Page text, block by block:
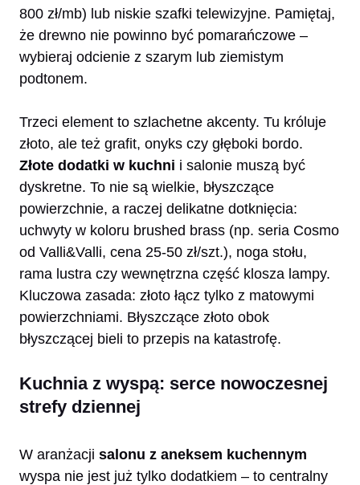
800 zł/mb) lub niskie szafki telewizyjne. Pamiętaj,
że drewno nie powinno być pomarańczowe –
wybieraj odcienie z szarym lub ziemistym
podtonem.
Trzeci element to szlachetne akcenty. Tu króluje
złoto, ale też grafit, onyks czy głęboki bordo.
Złote dodatki w kuchni i salonie muszą być
dyskretne. To nie są wielkie, błyszczące
powierzchnie, a raczej delikatne dotknięcia:
uchwyty w koloru brushed brass (np. seria Cosmo
od Valli&Valli, cena 25-50 zł/szt.), noga stołu,
rama lustra czy wewnętrzna część klosza lampy.
Kluczowa zasada: złoto łącz tylko z matowymi
powierzchniami. Błyszczące złoto obok
błyszczącej bieli to przepis na katastrofę.
Kuchnia z wyspą: serce nowoczesnej
strefy dziennej
W aranżacji salonu z aneksem kuchennym
wyspa nie jest już tylko dodatkiem – to centralny